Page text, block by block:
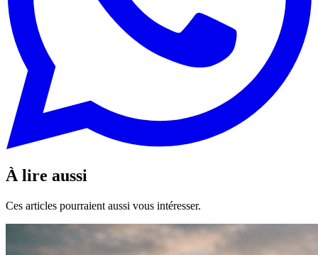
À lire aussi
Ces articles pourraient aussi vous intéresser.